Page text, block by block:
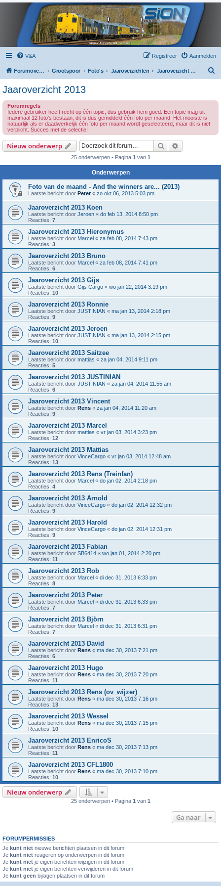
V&A Aanmelden
Registreer
Forumoverzicht Grootspoor Foto's Jaaroverzichten Jaaroverzicht 2013
Jaaroverzicht 2013
Forumregels
Iedere gebruiker heeft recht op één topic, dus gebruik hem goed. Een topic mag uit
maximaal 12 foto's bestaan, dit is dus gemiddeld één foto per maand. Het mooiste is
natuurlijk als er daadwerkelijk één foto per maand wordt geselecteerd, maar dit is niet
verplicht. Succes met de selectie!
Nieuw onderwerp Zoek
25 onderwerpen • Pagina 1 van 1
Onderwerpen
Foto van de maand - And the winners are... (2013)
Laatste bericht door Peter« zo okt 06, 2013 5:03 pm
Jaaroverzicht 2013 Koen
Laatste bericht door Jeroen « do feb 13, 2014 8:50 pm
Reacties: 7
Jaaroverzicht 2013 Hieronymus
Laatste bericht door Marcel « za feb 08, 2014 7:43 pm
Reacties: 3
Jaaroverzicht 2013 Bruno
Laatste bericht door Marcel « za feb 08, 2014 7:41 pm
Reacties: 6
Jaaroverzicht 2013 Gijs
Laatste bericht door Gijs Cargo « wo jan 22, 2014 3:19 pm
Reacties: 10
Jaaroverzicht 2013 Ronnie
Laatste bericht door JUSTINIAN « ma jan 13, 2014 2:18 pm
Reacties: 9
Jaaroverzicht 2013 Jeroen
Laatste bericht door JUSTINIAN « ma jan 13, 2014 2:15 pm
Reacties: 10
Jaaroverzicht 2013 Saitzee
Laatste bericht door mattias « za jan 04, 2014 9:11 pm
Reacties: 5
Jaaroverzicht 2013 JUSTINIAN
Laatste bericht door JUSTINIAN « za jan 04, 2014 11:55 am
Reacties: 6
Jaaroverzicht 2013 Vincent
Laatste bericht door Rens « za jan 04, 2014 11:20 am
Reacties: 9
Jaaroverzicht 2013 Marcel
Laatste bericht door mattias « vr jan 03, 2014 3:23 pm
Reacties: 12
Jaaroverzicht 2013 Mattias
Laatste bericht door VinceCargo « vr jan 03, 2014 12:48 am
Reacties: 13
Jaaroverzicht 2013 Rens (Treinfan)
Laatste bericht door Marcel « do jan 02, 2014 2:18 pm
Reacties: 4
Jaaroverzicht 2013 Arnold
Laatste bericht door VinceCargo « do jan 02, 2014 12:32 pm
Reacties: 9
Jaaroverzicht 2013 Harold
Laatste bericht door VinceCargo « do jan 02, 2014 12:31 pm
Reacties: 9
Jaaroverzicht 2013 Fabian
Laatste bericht door SB6414 « wo jan 01, 2014 2:20 pm
Reacties: 11
Jaaroverzicht 2013 Rob
Laatste bericht door Marcel « di dec 31, 2013 6:33 pm
Reacties: 8
Jaaroverzicht 2013 Peter
Laatste bericht door Marcel « di dec 31, 2013 6:33 pm
Reacties: 7
Jaaroverzicht 2013 Björn
Laatste bericht door Marcel « di dec 31, 2013 6:31 pm
Reacties: 7
Jaaroverzicht 2013 David
Laatste bericht door Rens « ma dec 30, 2013 7:21 pm
Reacties: 6
Jaaroverzicht 2013 Hugo
Laatste bericht door Rens « ma dec 30, 2013 7:20 pm
Reacties: 11
Jaaroverzicht 2013 Rens (ov_wijzer)
Laatste bericht door Rens « ma dec 30, 2013 7:16 pm
Reacties: 13
Jaaroverzicht 2013 Wessel
Laatste bericht door Rens « ma dec 30, 2013 7:15 pm
Reacties: 10
Jaaroverzicht 2013 EnricoS
Laatste bericht door Rens « ma dec 30, 2013 7:13 pm
Reacties: 11
Jaaroverzicht 2013 CFL1800
Laatste bericht door Rens « ma dec 30, 2013 7:10 pm
Reacties: 10
Nieuw onderwerp
25 onderwerpen • Pagina 1 van 1
Ga naar
FORUMPERMISSIES
Je kunt niet nieuwe berichten plaatsen in dit forum
Je kunt niet reageren op onderwerpen in dit forum
Je kunt niet je eigen berichten wijzigen in dit forum
Je kunt niet je eigen berichten verwijderen in dit forum
Je kunt geen bijlagen plaatsen in dit forum